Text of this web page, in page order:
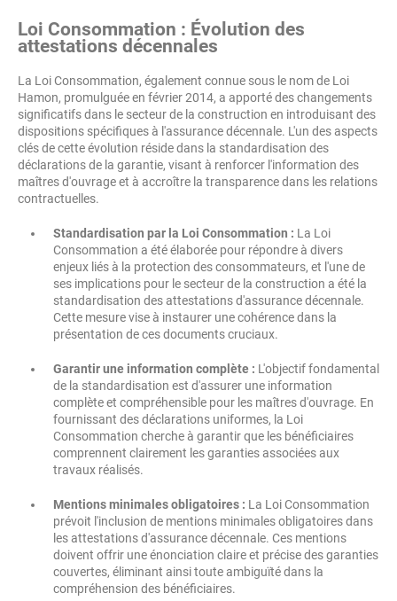
Loi Consommation : Évolution des
attestations décennales
La Loi Consommation, également connue sous le nom de Loi
Hamon, promulguée en février 2014, a apporté des changements
significatifs dans le secteur de la construction en introduisant des
dispositions spécifiques à l'assurance décennale. L'un des aspects
clés de cette évolution réside dans la standardisation des
déclarations de la garantie, visant à renforcer l'information des
maîtres d'ouvrage et à accroître la transparence dans les relations
contractuelles.
Standardisation par la Loi Consommation : La Loi
Consommation a été élaborée pour répondre à divers
enjeux liés à la protection des consommateurs, et l'une de
ses implications pour le secteur de la construction a été la
standardisation des attestations d'assurance décennale.
Cette mesure vise à instaurer une cohérence dans la
présentation de ces documents cruciaux.
Garantir une information complète : L'objectif fondamental
de la standardisation est d'assurer une information
complète et compréhensible pour les maîtres d'ouvrage. En
fournissant des déclarations uniformes, la Loi
Consommation cherche à garantir que les bénéficiaires
comprennent clairement les garanties associées aux
travaux réalisés.
Mentions minimales obligatoires : La Loi Consommation
prévoit l'inclusion de mentions minimales obligatoires dans
les attestations d'assurance décennale. Ces mentions
doivent offrir une énonciation claire et précise des garanties
couvertes, éliminant ainsi toute ambiguïté dans la
compréhension des bénéficiaires.